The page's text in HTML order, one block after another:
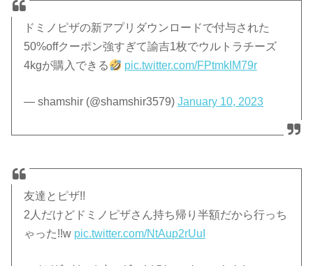
ドミノピザの新アプリダウンロードで付与された
50%offクーポン強すぎて諭吉1枚でウルトラチーズ
4kgが購入できる
pic.twitter.com/FPtmkIM79r
— shamshir (@shamshir3579)January 10, 2023
友達とピザ!!
2人だけどドミノピザさん持ち帰り半額だから行っち
ゃった!!w pic.twitter.com/NtAup2rUuI